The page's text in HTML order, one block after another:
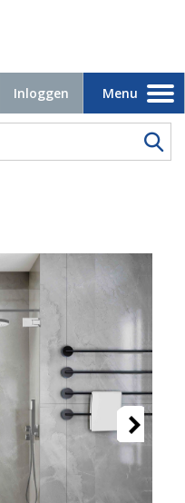
Inloggen
Toggle
navigation
Menu